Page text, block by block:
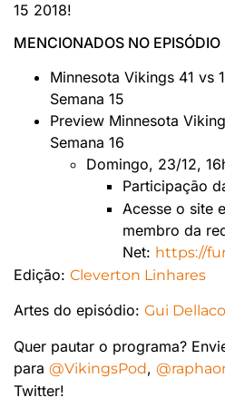
15 2018!
MENCIONADOS NO EPISÓDIO
Minnesota Vikings 41 vs
Semana 15
Preview Minnesota
Semana 16
Domingo, 23/12,
Participação
Acesse o site
membro da
Net: https://
Edição: Cleverton Linhares
Artes do episódio: Gui
Quer pautar o programa?
para @VikingsPod,
Twitter!